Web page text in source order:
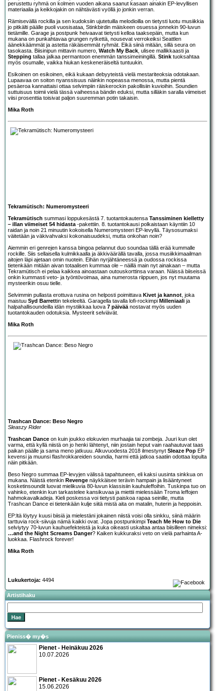
perustettu ryhmä on kolmen vuoden aikana saanut kasaan ainakin EP-levyllisen
materiaalia ja keikkojakin on nähtävästi vyöllä jo jonkin verran.
Rämisevällä rockilla ja sen kudoksiin ujutetuilla melodioilla on tietysti luotu musiikkia
jo pitkälti päälle puoli vuosisataa, Stinkbirdin mäiskeen osuessa jonnekin 90-luvun
tietämille. Garage ja postpunk heivaavat tietysti kelloa taaksepäin, mutta kun
mukana on punkahtavaa grungen rytkettä, nousevat verrokeiksi Seattlen
äänekkäämmät ja astetta räkäisemmät ryhmät. Eikä siinä mitään, sillä seura on
tasokasta. Biisinipun mittavin numero, Watch My Back , ulisee mallikkaasti ja
Stepping tallaa jalkaa permantoon enemmän tanssimeiningillä. Stink tuoksahtaa
myös osumalle, vaikka hiukan keskeneräiseltä tuntuukin.
Esikoinen on esikoinen, eikä kukaan debyyteistä vielä mestariteoksia odotakaan.
Lupaavaa on soiton nyanssisuus näinkin nopeassa menossa, mutta pientä
pesäeroa kannattaisi ottaa selvimpiin räiskerockin pakollisiin kuvioihin. Soundien
suttuisuus toimii vielä tässä vaiheessa bändin eduksi, mutta silläkin saralla viimeiset
viisi prosenttia toisivat paljon suuremman potin takaisin.
Mika Roth
Tekramütisch: Numeromysteeri
Tekramütisch summasi loppukesästä 7. tuotantokautensa Tanssiminen kielletty
– illan viimeiset 54 hidasta -pakettiin. 8. tuotantokausi polkaistaan käyntiin 10
raidan ja noin 21 minuutin kokoisella Numeromysteeri EP-levyllä. Täysosumaksi
väitetään ja väkivahvaksi kokonaisuudeksi, mutta onkohan noin?
Aiemmin eri genrejen kanssa bingoa pelannut duo soundaa tällä erää kummalle
rockille. Siis sellaisella kulmikkaalla ja äkkiväärällä tavalla, jossa musiikkimaailman
aitojen läpi ajetaan omin nuotein. Eihän nyrjähtäneessä ja oudossa rockissa
tietenkään mitään aivan totaalisen kummaa ole – näillä main nyt ainakaan – mutta
Tekramütisch ei pelaa kaikkea ainoastaan outouskorttinsa varaan. Näissä biiseissä
onkin kummasti veto- ja työntövoimaa, aina numerosta riippuen, jos nyt muutama
mysteerikin osuu tielle.
Selvimmin pullasta erottuva rusina on helposti poimittava Kivet ja kannot , joka
maistuu Syd Barrettin tekeleeltä. Garagella tavalla lofi-rockimpi Milleniaali ja
halpahallisoundeilla idän mystiikkaa luova 7 päivää nostavat myös uuden
tuotantokauden odotuksia. Mysteerit selviävät.
Mika Roth
Trashcan Dance: Beso Negro
Sleaszy Rider
Trashcan Dance on kuin joukko elokuvien murhaajia tai zombeja. Juuri kun olet
varma, että kyllä niistä on jo henki lähtenyt, niin jostain heput vain raahautuvat taas
paikan päälle ja sama meno jatkuuu. Alkuvuodesta 2018 ilmestynyt Sleaze Pop EP
kevensi ja muunsi flashrokkareiden soundia, harmi että jatkoa saatiin odottaa lopulta
näin pitkään.
Beso Negro summaa EP-levyjen välissä tapahtuneen, eli kaksi uusinta sinkkua on
mukana. Näistä etenkin Revenge näykkäisee terävin hampain ja lisääntyneet
kosketinsoundit luovat mielikuvia 80-luvun klassisiin kauhuleffoihin. Tuskinpa tuo on
vahinko, etenkin kun tarkastelee kansikuvaa ja miettii mielessään Troma leffojen
hahmokavalkadeja. Kieli poskessa voi tietysti paiskoa rapaa seinille, mutta
Trashcan Dance ei tietenkään kulje siitä mistä aita on matalin, huterin ja heppoisin.
EP:ltä löytyy kuusi biisiä ja mielestäni jokainen niistä voisi olla sinkku, siinä määrin
tarttuvia rock-siivuja nämä kaikki ovat. Jopa postpunkimpi Teach Me How to Die
selviytyy 70-luvun kauhuefekteistä ja kuka oikeasti uskaltaa antaa biisilleen nimeksi:
…and the Night Screams Danger? Kaiken kukkuraksi veto on vielä parhainta A-
luokkaa. Flashrock forever!
Mika Roth
Lukukertoja: 4494
Artistihaku
Pieniss� my�s
Pienet - Heinäkuu 2026
10.07.2026
Pienet - Kesäkuu 2026
15.06.2026